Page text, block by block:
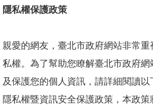
作
坊/
會
何
謂
「共
融」
隱私權保護政策
親愛的網友，臺北市政府網站非常重
私權。為了幫助您瞭解臺北市政府網
及保護您的個人資訊，請詳細閱讀
隱私權暨資訊安全保護政策，本政